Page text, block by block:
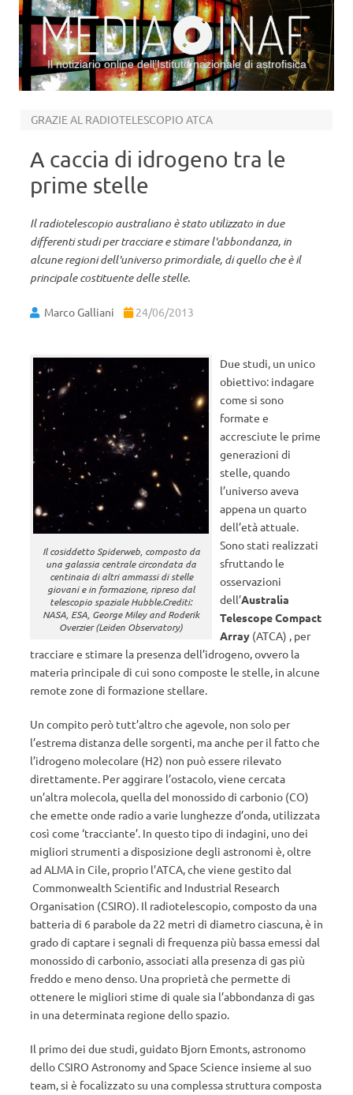
Il notiziario online dell’Istituto nazionale di astrofisica
GRAZIE AL RADIOTELESCOPIO ATCA
A caccia di idrogeno tra le
prime stelle
Il radiotelescopio australiano è stato utilizzato in due
differenti studi per tracciare e stimare l'abbondanza, in
alcune regioni dell'universo primordiale, di quello che è il
principale costituente delle stelle.
Marco Galliani 24/06/2013
Il cosiddetto Spiderweb, composto da
una galassia centrale circondata da
centinaia di altri ammassi di stelle
giovani e in formazione, ripreso dal
telescopio spaziale Hubble.Crediti:
NASA, ESA, George Miley and Roderik
Overzier (Leiden Observatory)
Due studi, un unico
obiettivo: indagare
come si sono
formate e
accresciute le prime
generazioni di
stelle, quando
l’universo aveva
appena un quarto
dell’età attuale.
Sono stati realizzati
sfruttando le
osservazioni
dell’Australia
Telescope Compact
Array (ATCA) , per
tracciare e stimare la presenza dell’idrogeno, ovvero la
materia principale di cui sono composte le stelle, in alcune
remote zone di formazione stellare.
Un compito però tutt’altro che agevole, non solo per
l’estrema distanza delle sorgenti, ma anche per il fatto che
l’idrogeno molecolare (H2) non può essere rilevato
direttamente. Per aggirare l’ostacolo, viene cercata
un’altra molecola, quella del monossido di carbonio (CO)
che emette onde radio a varie lunghezze d’onda, utilizzata
così come ‘tracciante’. In questo tipo di indagini, uno dei
migliori strumenti a disposizione degli astronomi è, oltre
ad ALMA in Cile, proprio l’ATCA, che viene gestito dal
Commonwealth Scientific and Industrial Research
Organisation (CSIRO). Il radiotelescopio, composto da una
batteria di 6 parabole da 22 metri di diametro ciascuna, è in
grado di captare i segnali di frequenza più bassa emessi dal
monossido di carbonio, associati alla presenza di gas più
freddo e meno denso. Una proprietà che permette di
ottenere le migliori stime di quale sia l’abbondanza di gas
in una determinata regione dello spazio.
Il primo dei due studi, guidato Bjorn Emonts, astronomo
dello CSIRO Astronomy and Space Science insieme al suo
team, si è focalizzato su una complessa struttura composta